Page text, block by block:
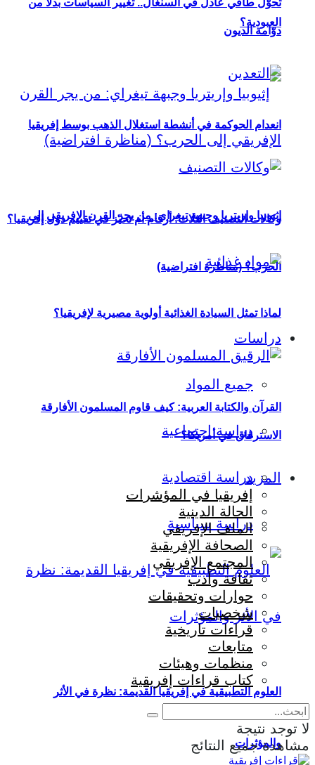
العبودية؟
إثيوبيا وإريتريا وجبهة تيغراي: من يجر القرن الإفريقي إلى
الحرب؟ (مناظرة افتراضية)
دراسات
جميع المواد
دراسة اجتماعية
دراسة اقتصادية
دراسة سياسية
العلوم التطبيقية في إفريقيا القديمة: نظرة في الأثر
والمؤثرات
تحوُّل طاقي عادل في السنغال.. تغيير السياسات بدلاً من
دوّامة الديون
انعدام الحوكمة في أنشطة استغلال الذهب بوسط إفريقيا
وكالات التصنيف الثلاث: أرقام أم تحيّز في تقييم دول إفريقيا؟
لماذا تمثل السيادة الغذائية أولوية مصيرية لإفريقيا؟
القرآن والكتابة العربية: كيف قاوم المسلمون الأفارقة
الاسترقاق في أمريكا؟
المزيد
إفريقيا في المؤشرات
الحالة الدينية
الملف الإفريقي
الصحافة الإفريقية
المجتمع الإفريقي
ثقافة وأدب
حوارات وتحقيقات
شخصيات
قراءات تاريخية
متابعات
منظمات وهيئات
كتاب قراءات إفريقية
لا توجد نتيجة
مشاهدة جميع النتائج